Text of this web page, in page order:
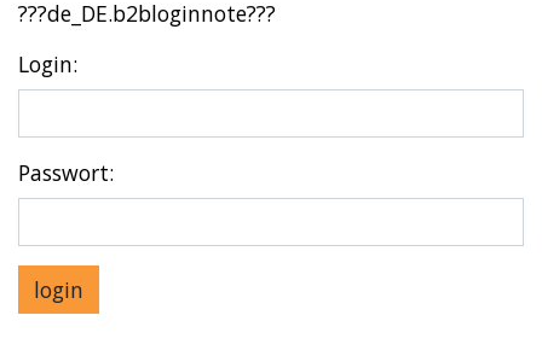
???de_DE.b2bloginnote???
Login:
Passwort: